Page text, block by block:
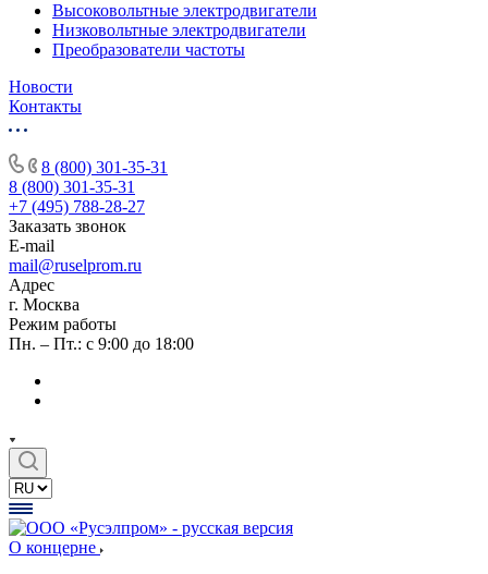
Высоковольтные электродвигатели
Низковольтные электродвигатели
Преобразователи частоты
Новости
Контакты
8 (800) 301-35-31
8 (800) 301-35-31
+7 (495) 788-28-27
Заказать звонок
E-mail
mail@ruselprom.ru
Адрес
г. Москва
Режим работы
Пн. – Пт.: с 9:00 до 18:00
О концерне